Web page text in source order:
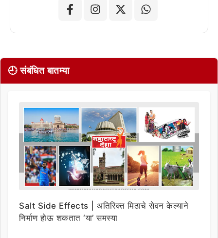
🕘 संबंधित बातम्या
Salt Side Effects | अतिरिक्त मिठाचे सेवन केल्याने
निर्माण होऊ शकतात ‘या’ समस्या